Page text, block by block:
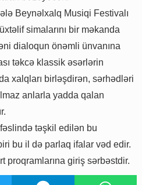
Beynəlxalq Musiqi Festivalı
simalarını bir məkanda
dialoqun önəmli ünvanına
təkcə klassik əsərlərin
xalqları birləşdirən, sərhədləri
anlarla yadda qalan
təşkil edilən bu
bu il də parlaq ifalar vəd edir.
proqramlarına giriş sərbəstdir.